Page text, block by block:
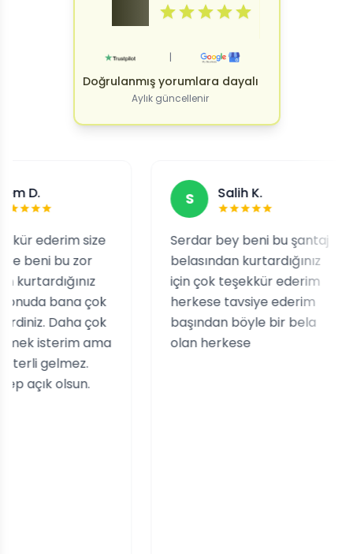
|
Doğrulanmış yorumlara dayalı
Aylık güncellenir
size
zor
çok
çok
ama
Salih K.
Serdar bey beni bu şantaj
belasından kurtardığınız
için çok teşekkür ederim
herkese tavsiye ederim
başından böyle bir bela
olan herkese